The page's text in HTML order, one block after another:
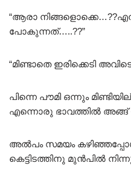
“ആരാ
പോകുന്നത്…..??”
“മിണ്ടാതെ ഇരിക്കെടി
പിന്നെ പൗമി ഒന്നും
എന്നൊരു ഭാവത്തിൽ
അൽപം സമയം
കെട്ടിടത്തിനു മുൻപിൽ